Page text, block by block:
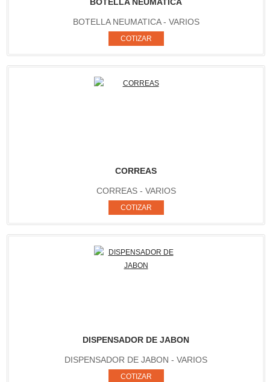
BOTELLA NEUMATICA - VARIOS
CORREAS
CORREAS - VARIOS
DISPENSADOR DE JABON
DISPENSADOR DE JABON - VARIOS